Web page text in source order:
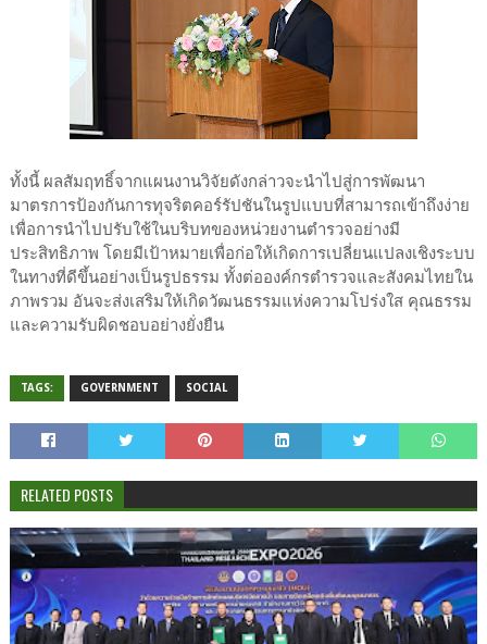
ทั้งนี้ ผลสัมฤทธิ์จากแผนงานวิจัยดังกล่าวจะนำไปสู่การพัฒนา
มาตรการป้องกันการทุจริตคอร์รัปชันในรูปแบบที่สามารถเข้าถึงง่าย
เพื่อการนำไปปรับใช้ในบริบทของหน่วยงานตำรวจอย่างมี
ประสิทธิภาพ โดยมีเป้าหมายเพื่อก่อให้เกิดการเปลี่ยนแปลงเชิงระบบ
ในทางที่ดีขึ้นอย่างเป็นรูปธรรม ทั้งต่อองค์กรตำรวจและสังคมไทยใน
ภาพรวม อันจะส่งเสริมให้เกิดวัฒนธรรมแห่งความโปร่งใส คุณธรรม
และความรับผิดชอบอย่างยั่งยืน
TAGS: GOVERNMENT SOCIAL
RELATED POSTS